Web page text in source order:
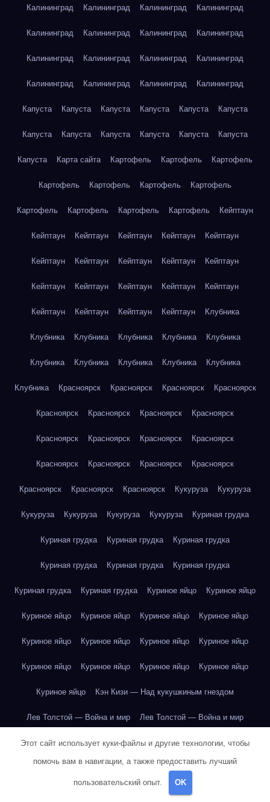
Калининград Калининград Калининград Калининград
Калининград Калининград Калининград Калининград
Калининград Калининград Калининград Калининград
Калининград Калининград Калининград Калининград
Капуста Капуста Капуста Капуста Капуста Капуста
Капуста Капуста Капуста Капуста Капуста Капуста
Капуста Карта сайта Картофель Картофель Картофель
Картофель Картофель Картофель Картофель
Картофель Картофель Картофель Картофель Кейптаун
Кейптаун Кейптаун Кейптаун Кейптаун Кейптаун
Кейптаун Кейптаун Кейптаун Кейптаун Кейптаун
Кейптаун Кейптаун Кейптаун Кейптаун Кейптаун
Кейптаун Кейптаун Кейптаун Кейптаун Клубника
Клубника Клубника Клубника Клубника Клубника
Клубника Клубника Клубника Клубника Клубника
Клубника Красноярск Красноярск Красноярск Красноярск
Красноярск Красноярск Красноярск Красноярск
Красноярск Красноярск Красноярск Красноярск
Красноярск Красноярск Красноярск Красноярск
Красноярск Красноярск Красноярск Кукуруза Кукуруза
Кукуруза Кукуруза Кукуруза Кукуруза Куриная грудка
Куриная грудка Куриная грудка Куриная грудка
Куриная грудка Куриная грудка Куриная грудка
Куриная грудка Куриная грудка Куриное яйцо Куриное яйцо
Куриное яйцо Куриное яйцо Куриное яйцо Куриное яйцо
Куриное яйцо Куриное яйцо Куриное яйцо Куриное яйцо
Куриное яйцо Куриное яйцо Куриное яйцо Куриное яйцо
Куриное яйцо Кэн Кизи — Над кукушкиным гнездом
Лев Толстой — Война и мир Лев Толстой — Война и мир
Лев Толстой — Война и мир Лев Толстой — Война и мир
Лев Толстой — Война и мир Лев Толстой — Война и мир
Лев Толстой — Война и мир
Этот сайт использует куки-файлы и другие технологии, чтобы
помочь вам в навигации, а также предоставить лучший
пользовательский опыт. OK